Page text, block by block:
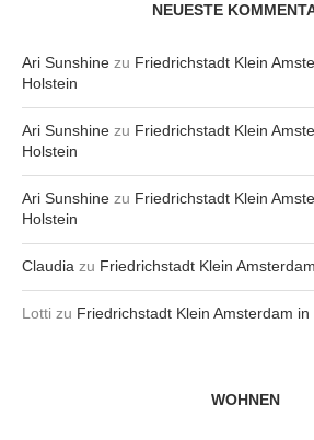
NEUESTE
Ari Sunshine zu Friedrichstadt Klein
Holstein
Ari Sunshine zu Friedrichstadt Klein
Holstein
Ari Sunshine zu Friedrichstadt Klein
Holstein
Claudia zu Friedrichstadt Klein
Lotti zu Friedrichstadt Klein Amsterdam
WOHNEN